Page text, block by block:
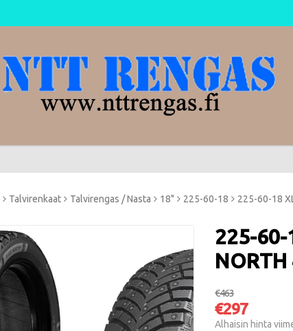
Talvirenkaat Talvirengas / Nasta 18" 225-60-18 225-60-18
225-60-
NORTH
€463
€297
Alhaisin hinta